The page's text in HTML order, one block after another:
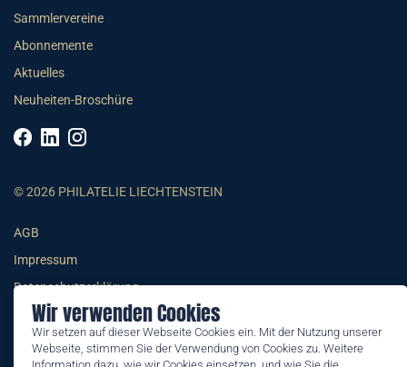
Wir verwenden Cookies
Wir setzen auf dieser Webseite Cookies ein. Mit der Nutzung unserer
Webseite, stimmen Sie der Verwendung von Cookies zu. Weitere
Sammlervereine
Abonnemente
Aktuelles
Neuheiten-Broschüre
© 2026 PHILATELIE LIECHTENSTEIN
AGB
Impressum
Datenschutzerklärung